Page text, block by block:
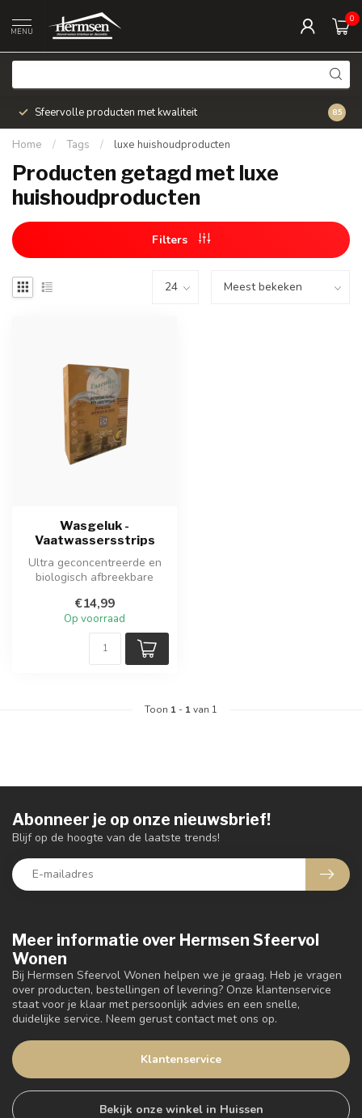
MENU
0
Sfeervolle producten met kwaliteit Snel
8.5
Home / Tags / luxe huishoudproducten
Producten getagd met luxe
huishoudproducten
Filters
Wasgeluk -
Vaatwassersstrips
Ultra geconcentreerde en
biologisch afbreekbare
citr...
€14,99
Op voorraad
Toon 1 - 1van 1
Meer informatie over Hermsen Sfeervol
Wonen
Bij Hermsen Sfeervol Wonen helpen we je graag. Heb je vragen
over producten, bestellingen of levering? Onze klantenservice
staat voor je klaar met persoonlijk advies en een snelle,
duidelijke service. Neem gerust contact met ons op.
Klantenservice
Bekijk onze winkel in Huissen
Abonneer je op onze nieuwsbrief!
Blijf op de hoogte van de laatste trends!